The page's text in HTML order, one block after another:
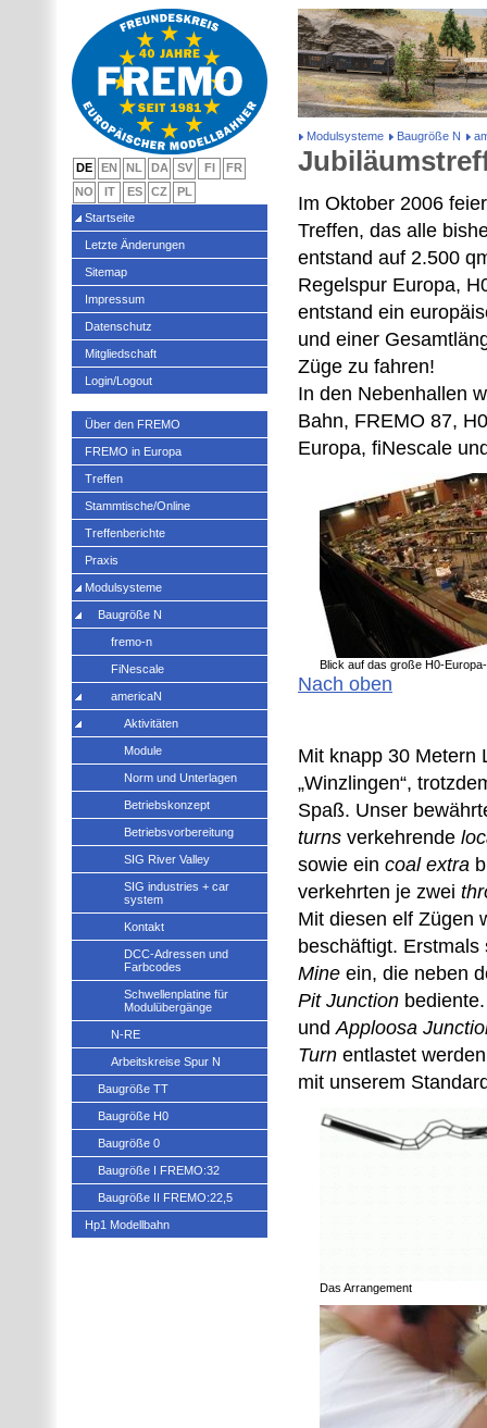
Modulsysteme Baugröße N
Im Oktober 2006
Treffen, das alle
entstand auf 2.500
Regelspur Europa,
entstand ein
und einer
Züge zu fahren!
In den Nebenhallen
Bahn, FREMO 87,
Europa, fiNescale
Blick auf das große H0-
Nach oben
Mit knapp 30 Metern
„Winzlingen“,
Spaß. Unser
turns verkehrende
sowie ein coal extra
verkehrten je zwei
Mit diesen elf Zügen
beschäftigt.
Mine ein, die neben
Pit Junction
undApploosa
Turn entlastet
mit unserem
Das Arrangement
DE EN NL DA SV FI
FR
NO
IT ES CZ
PL
Startseite
Letzte Änderungen
Sitemap
Impressum
Datenschutz
Mitgliedschaft
Login/Logout
Über den FREMO
FREMO in Europa
Treffen
Stammtische/Online
Treffenberichte
Praxis
Modulsysteme
Baugröße N
fremo-n
FiNescale
americaN
Aktivitäten
Module
Norm und Unterlagen
Betriebskonzept
Betriebsvorbereitung
SIG River Valley
SIG industries + car
system
Kontakt
DCC-Adressen und
Farbcodes
Schwellenplatine für
Modulübergänge
N-RE
Arbeitskreise Spur N
Baugröße TT
Baugröße H0
Baugröße 0
Baugröße I FREMO:32
Baugröße II FREMO:22,5
Hp1 Modellbahn